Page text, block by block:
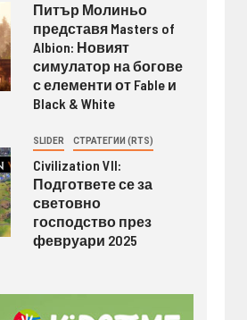
Питър Молиньо
представя Masters of
Albion: Новият
симулатор на богове
с елементи от Fable и
Black & White
SLIDER СТРАТЕГИИ (RTS)
Civilization VII:
Подгответе се за
световно
господство през
февруари 2025